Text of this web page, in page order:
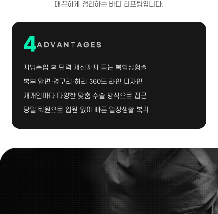
매끈하게 정리하는 바디 리프팅입니다.
4ADVANTAGES
지방흡입 후 탄력 개선까지 돕는 복합성형술
복부 앞면·옆구리·허리 360도 라인 디자인
개개인마다 다양한 맞춤 수술 방식으로 접근
당일 퇴원으로 입원 없이 빠른 일상생활 복귀